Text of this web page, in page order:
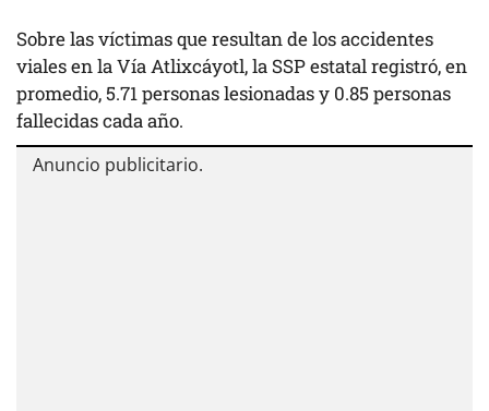
Sobre las víctimas que resultan de los accidentes
viales en la Vía Atlixcáyotl, la SSP estatal registró, en
promedio, 5.71 personas lesionadas y 0.85 personas
fallecidas cada año.